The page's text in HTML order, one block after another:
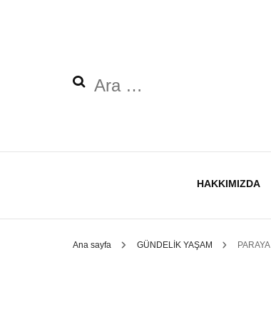
Arama:
HAKKIMIZDA
Ana sayfa GÜNDELİK YAŞAM